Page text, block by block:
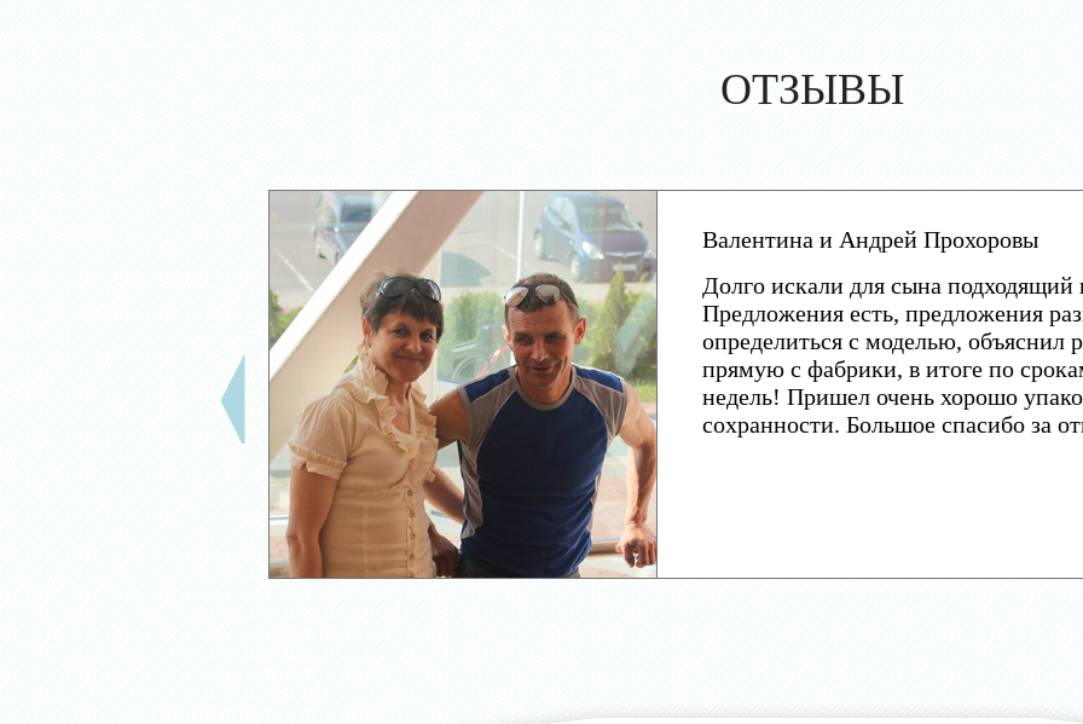
ОТЗЫВЫ
Валентина и Андрей Прохоровы
Долго искали для сына подходящий
Предложения есть, предложения
определиться с моделью, объяснил
прямую с фабрики, в итоге по
недель! Пришел очень хорошо
сохранности. Большое спасибо за